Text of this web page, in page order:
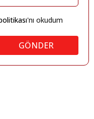
'nı okudum
GÖNDER